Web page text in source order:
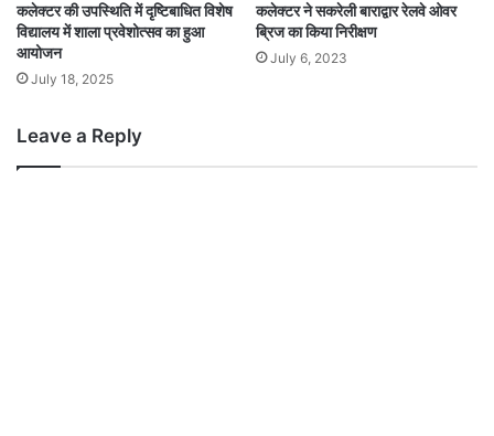
कलेक्टर की उपस्थिति में दृष्टिबाधित विशेष
विद्यालय में शाला प्रवेशोत्सव का हुआ
आयोजन
July 18, 2025
कलेक्टर ने सकरेली बाराद्वार रेलवे ओवर
ब्रिज का किया निरीक्षण
July 6, 2023
Leave a Reply